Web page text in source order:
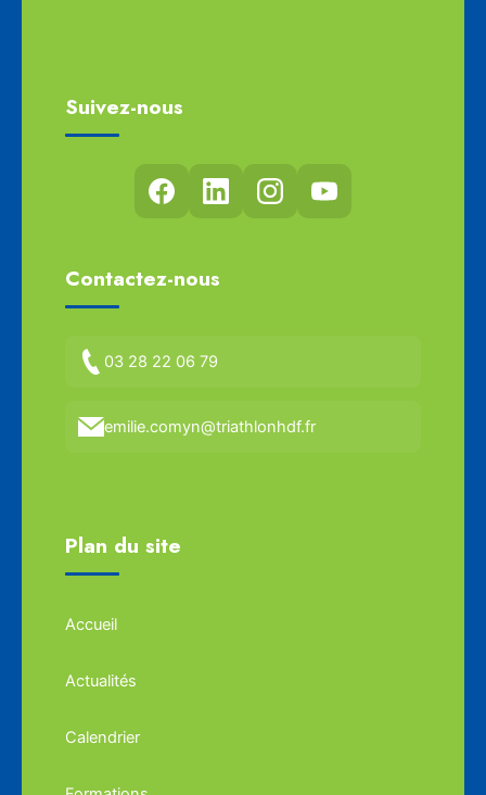
Suivez-nous
Contactez-nous
03 28 22 06 79
emilie.comyn@triathlonhdf.fr
Plan du site
Accueil
Actualités
Calendrier